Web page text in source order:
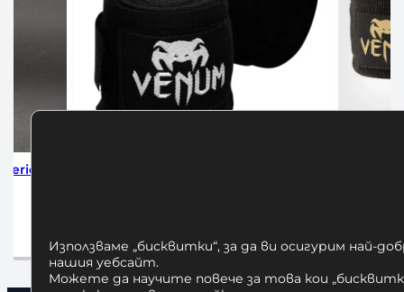
Venum 4м Black
Добавяне в количката
Използваме „бисквитки“, за да ви осигурим най-
нашия уебсайт.
Можете да научите повече за това кои